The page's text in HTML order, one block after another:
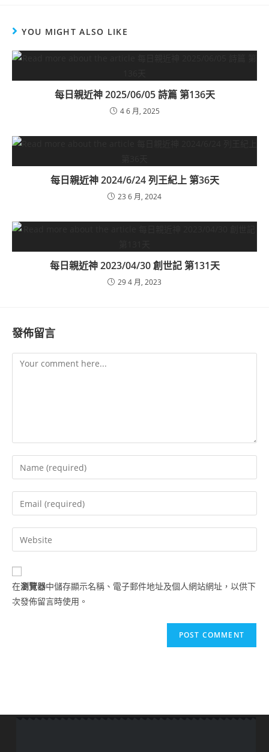
YOU MIGHT ALSO LIKE
每日親近神 2025/06/05 詩篇 第136天
4 6 月, 2025
每日親近神 2024/6/24 列王紀上 第36天
23 6 月, 2024
每日親近神 2023/04/30 創世記 第131天
29 4 月, 2023
發佈留言
在瀏覽器中儲存顯示名稱、電子郵件地址及個人網站網址，以供下
次發佈留言時使用。